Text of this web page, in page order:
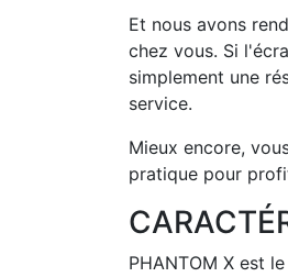
Et nous avons
chez vous. Si
simplement une
service.
Mieux encore,
pratique pour
PHANTOM X est